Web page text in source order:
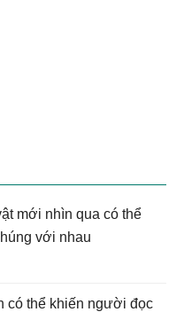
mới nhìn qua có thể
với nhau
có thể khiến người đọc